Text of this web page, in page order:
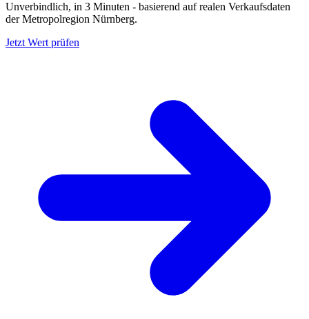
Unverbindlich, in 3 Minuten - basierend auf realen Verkaufsdaten
der Metropolregion Nürnberg.
Jetzt Wert prüfen